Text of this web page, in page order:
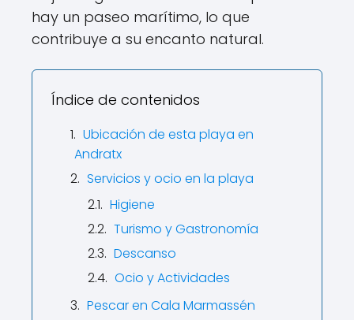
hay un paseo marítimo, lo que
contribuye a su encanto natural.
Índice de contenidos
Ubicación de esta playa en
Andratx
Servicios y ocio en la playa
Higiene
Turismo y Gastronomía
Descanso
Ocio y Actividades
Pescar en Cala Marmassén